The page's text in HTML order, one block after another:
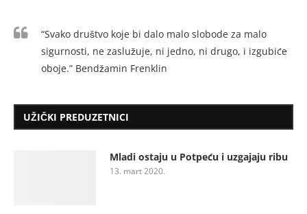
“Svako društvo koje bi dalo malo slobode za malo
sigurnosti, ne zaslužuje, ni jedno, ni drugo, i izgubiće
oboje.” Bendžamin Frenklin
UŽIČKI PREDUZETNICI
Mladi ostaju u Potpeću i uzgajaju ribu
13. mart 2020.